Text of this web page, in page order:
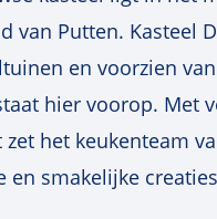
van Putten. Kasteel
en voorzien
hier voorop. Met
het keukenteam
en smakelijke